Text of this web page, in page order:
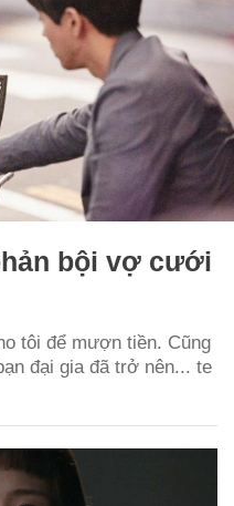
bội vợ cưới
tôi để mượn tiền. Cũng
đại gia đã trở nên... te